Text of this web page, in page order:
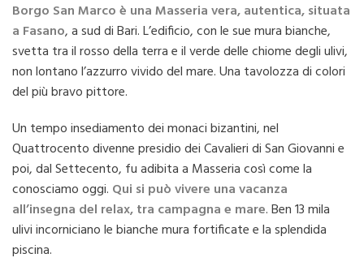
Borgo San Marco è una Masseria vera, autentica, situata
a Fasano, a sud di Bari. L’edificio, con le sue mura bianche,
svetta tra il rosso della terra e il verde delle chiome degli ulivi,
non lontano l’azzurro vivido del mare. Una tavolozza di colori
del più bravo pittore.
Un tempo insediamento dei monaci bizantini, nel
Quattrocento divenne presidio dei Cavalieri di San Giovanni e
poi, dal Settecento, fu adibita a Masseria così come la
conosciamo oggi. Qui si può vivere una vacanza
all’insegna del relax, tra campagna e mare. Ben 13 mila
ulivi incorniciano le bianche mura fortificate e la splendida
piscina.